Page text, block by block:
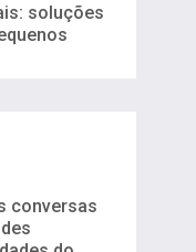
soluções
conversas